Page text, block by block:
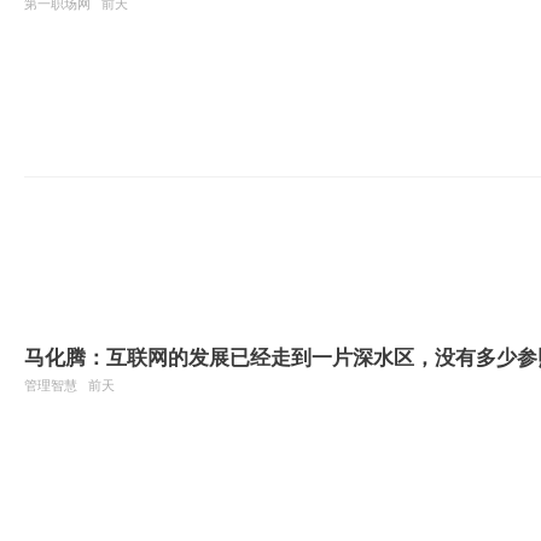
第一职场网 前天
马化腾：互联网的发展已经走到一片深水区，没有多少
管理智慧 前天